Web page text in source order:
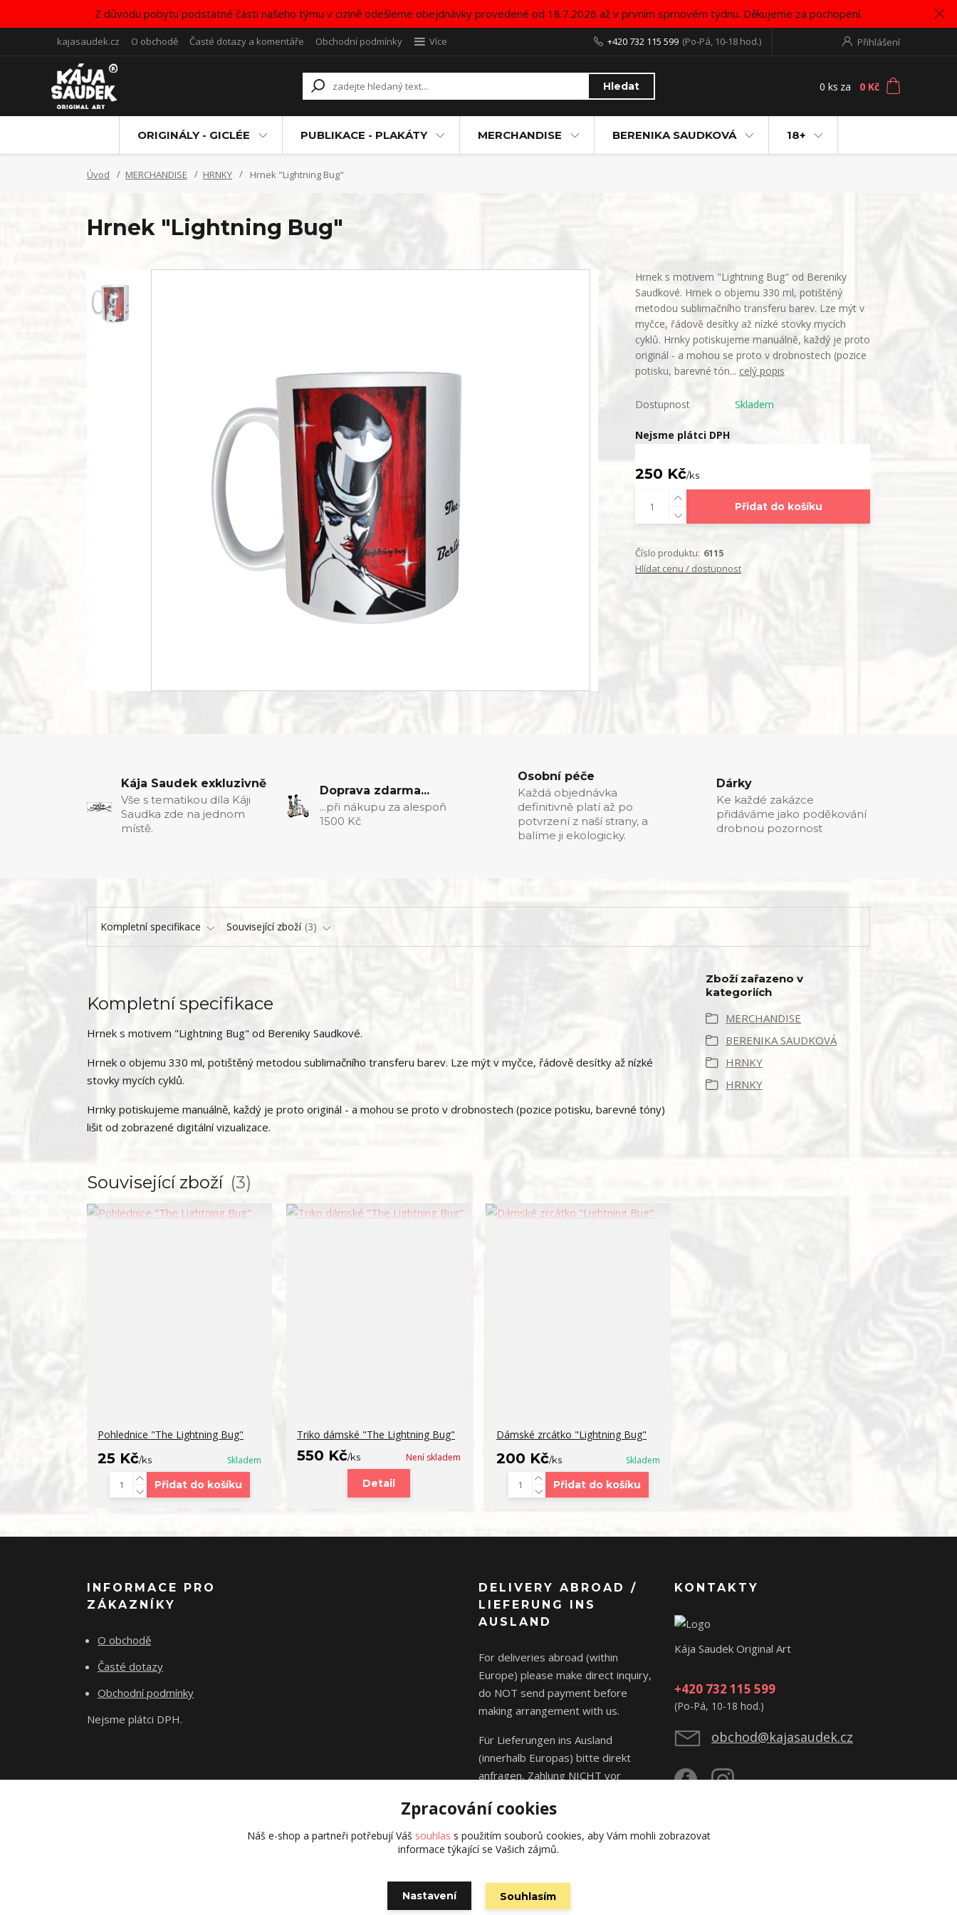
Z důvodu pobytu podstatné části našeho týmu v cizině odešleme obejdnávky provedené od 18.7.2026 až v prvním sprnovém týdnu. Děkujeme za pochopení.
kajasaudek.cz O obchodě Časté dotazy a komentáře Obchodní podmínky Více Přihlášení
Hledat
+420 732 115 599 (Po-Pá, 10-18 hod.)
0 ks za 0 Kč
ORIGINÁLY - GICLÉE PUBLIKACE - PLAKÁTY MERCHANDISE BERENIKA SAUDKOVÁ 18+
Úvod MERCHANDISE HRNKY Hrnek "Lightning Bug"
Hrnek "Lightning Bug"
Hrnek s motivem "Lightning Bug" od Bereniky
Saudkové. Hrnek o objemu 330 ml, potištěný
metodou sublimačního transferu barev. Lze mýt v
myčce, řádově desítky až nízké stovky mycích
cyklů. Hrnky potiskujeme manuálně, každý je proto
originál - a mohou se proto v drobnostech (pozice
potisku, barevné tón... celý popis
Dostupnost Skladem
Nejsme plátci DPH
250 Kč/ks
Přidat do košíku
Číslo produktu: 6115
Hlídat cenu / dostupnost
Kája Saudek exkluzivně
Vše s tematikou díla Káji
Saudka zde na jednom
místě.
Doprava zdarma...
...při nákupu za alespoň
1500 Kč
Osobní péče
Každá objednávka
definitivně platí až po
potvrzení z naší strany, a
balíme ji ekologicky.
Dárky
Ke každé zakázce
přidáváme jako poděkování
drobnou pozornost
Kompletní specifikace Související zboží 3
Kompletní specifikace
Hrnek s motivem "Lightning Bug" od Bereniky Saudkové.
Hrnek o objemu 330 ml, potištěný metodou sublimačního transferu barev. Lze mýt v myčce, řádově desítky až nízké
stovky mycích cyklů.
Hrnky potiskujeme manuálně, každý je proto originál - a mohou se proto v drobnostech (pozice potisku, barevné tóny)
lišit od zobrazené digitální vizualizace.
Zboží zařazeno v
kategoriích
MERCHANDISE
BERENIKA SAUDKOVÁ
HRNKY
HRNKY
Související zboží 3
Pohlednice "The Lightning Bug"
25 Kč/ks Skladem
Přidat do košíku
Triko dámské "The Lightning Bug"
550 Kč/ks Není skladem
Detail
Dámské zrcátko "Lightning Bug"
200 Kč/ks Skladem
Přidat do košíku
INFORMACE PRO
ZÁKAZNÍKY
O obchodě
Časté dotazy
Obchodní podmínky
Nejsme plátci DPH.
DELIVERY ABROAD /
LIEFERUNG INS
AUSLAND
For deliveries abroad (within
Europe) please make direct inquiry,
do NOT send payment before
making arrangement with us.
Für Lieferungen ins Ausland
(innerhalb Europas) bitte direkt
anfragen, Zahlung NICHT vor
KONTAKTY
Kája Saudek Original Art
+420 732 115 599
(Po-Pá, 10-18 hod.)
obchod@kajasaudek.cz
© Kája Saudek - family 2023
Zpracování cookies
Náš e-shop a partneři potřebují Váš souhlas s použitím souborů cookies, aby Vám mohli zobrazovat
informace týkající se Vašich zájmů.
Nastavení Souhlasím